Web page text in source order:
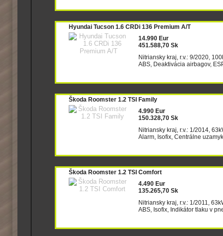
Hyundai Tucson 1.6 CRDi 136 Premium A/T
14.990 Eur
451.588,70 Sk
Nitriansky kraj, r.v.: 9/2020,
ABS, Deaktivácia airbagov,
Škoda Roomster 1.2 TSI Family
4.990 Eur
150.328,70 Sk
Nitriansky kraj, r.v.: 1/2014,
Alarm, Isofix, Centrálne
Škoda Roomster 1.2 TSI Comfort
4.490 Eur
135.265,70 Sk
Nitriansky kraj, r.v.: 1/2011,
ABS, Isofix, Indikátor tlaku v